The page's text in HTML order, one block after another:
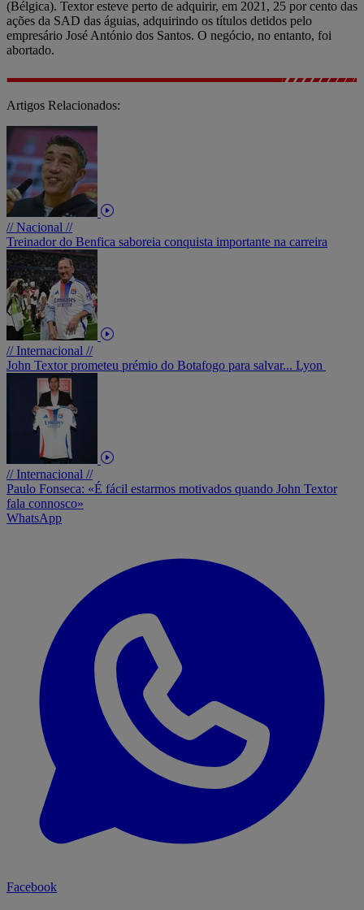
(Bélgica). Textor esteve perto de adquirir, em 2021, 25 por cento das
ações da SAD das águias, adquirindo os títulos detidos pelo
empresário José António dos Santos. O negócio, no entanto, foi
abortado.
Artigos Relacionados:
// Nacional //
Treinador do Benfica saboreia conquista importante na carreira
// Internacional //
John Textor prometeu prémio do Botafogo para salvar... Lyon
// Internacional //
Paulo Fonseca: «É fácil estarmos motivados quando John Textor
fala connosco»
WhatsApp
Facebook